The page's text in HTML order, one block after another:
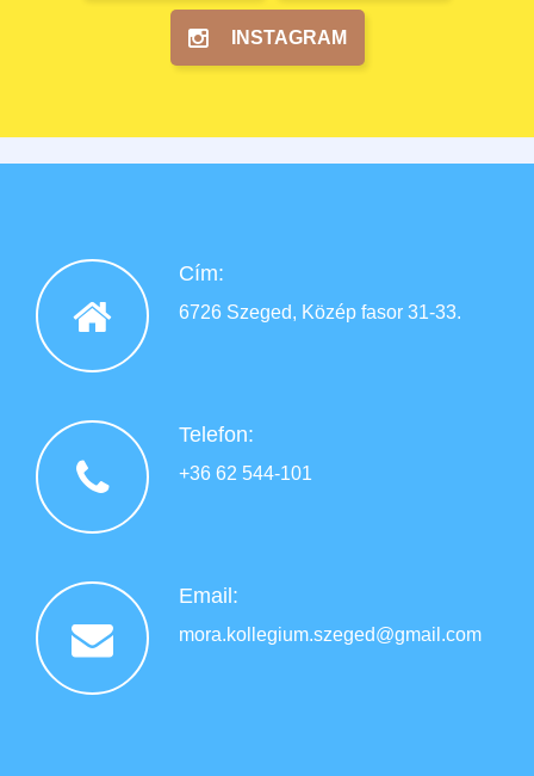
Cím:
6726 Szeged, Közép fasor 31-33.
Telefon:
+36 62 544-101
Email:
mora.kollegium.szeged@gmail.com